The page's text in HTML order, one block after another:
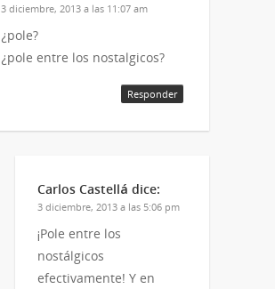
3 diciembre, 2013 a las 11:07 am
¿pole?
¿pole entre los nostalgicos?
Responder
Carlos Castellá dice:
3 diciembre, 2013 a las 5:06 pm
¡Pole entre los
nostálgicos
efectivamente! Y en